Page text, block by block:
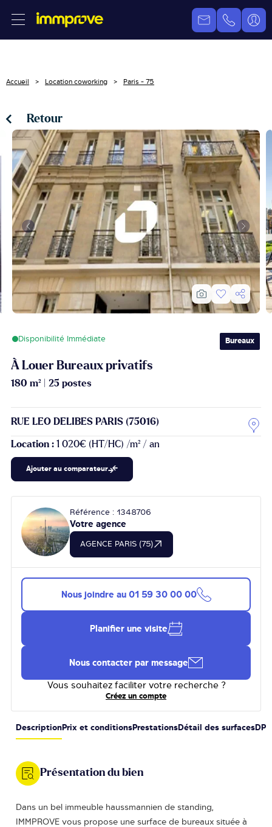
Accueil Location coworking Paris - 75
Retour
Disponibilité Immédiate Bureaux
À Louer Bureaux privatifs
180 m²| 25 postes
RUE LEO DELIBES PARIS (75016)
Location : 1 020€ (HT/HC) /m² / an
Ajouter au comparateur
Référence : 1348706
Votre agence
AGENCE PARIS (75)
Nous joindre au 01 59 30 00 00
Planifier une visite
Nous contacter par message
Vous souhaitez faciliter votre recherche ?
Créez un compte
Description Prix et conditions Prestations Détail des surfaces DPE
Présentation du bien
Dans un bel immeuble haussmannien de standing,
IMMPROVE vous propose une surface de bureaux située à